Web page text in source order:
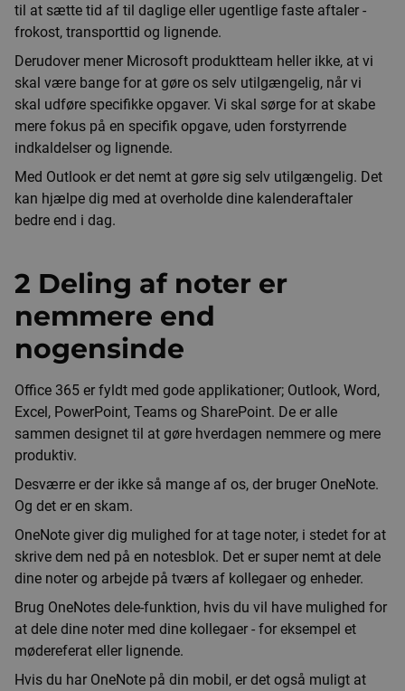
til at sætte tid af til daglige eller ugentlige faste aftaler -
frokost, transporttid og lignende.
Derudover mener Microsoft produktteam heller ikke, at vi
skal være bange for at gøre os selv utilgængelig, når vi
skal udføre specifikke opgaver. Vi skal sørge for at skabe
mere fokus på en specifik opgave, uden forstyrrende
indkaldelser og lignende.
Med Outlook er det nemt at gøre sig selv utilgængelig. Det
kan hjælpe dig med at overholde dine kalenderaftaler
bedre end i dag.
2 Deling af noter er
nemmere end
nogensinde
Office 365 er fyldt med gode applikationer; Outlook, Word,
Excel, PowerPoint, Teams og SharePoint. De er alle
sammen designet til at gøre hverdagen nemmere og mere
produktiv.
Desværre er der ikke så mange af os, der bruger OneNote.
Og det er en skam.
OneNote giver dig mulighed for at tage noter, i stedet for at
skrive dem ned på en notesblok. Det er super nemt at dele
dine noter og arbejde på tværs af kollegaer og enheder.
Brug OneNotes dele-funktion, hvis du vil have mulighed for
at dele dine noter med dine kollegaer - for eksempel et
mødereferat eller lignende.
Hvis du har OneNote på din mobil, er det også muligt at